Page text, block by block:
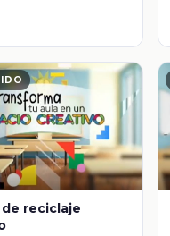
reciclaje